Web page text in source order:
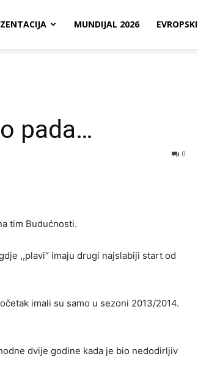
MUNDIJAL 2026 EVROPSKI
pada…
0
tim Budućnosti.
,,plavi“ imaju drugi najslabiji start od
imali su samo u sezoni 2013/2014.
dvije godine kada je bio nedodirljiv